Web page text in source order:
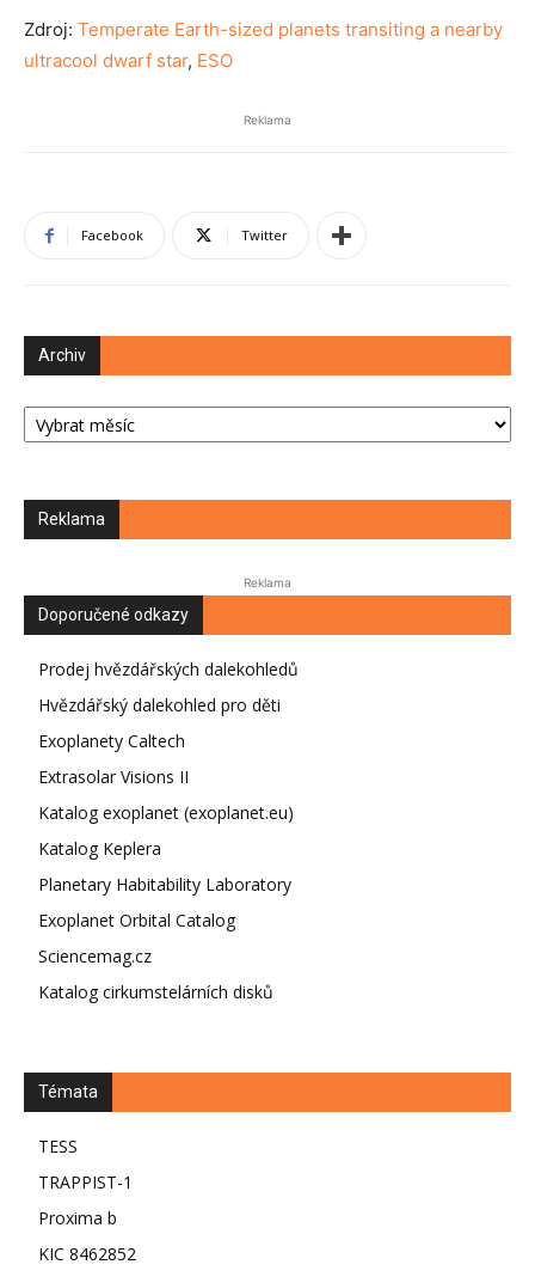
Zdroj: Temperate Earth-sized planets transiting a nearby
ultracool dwarf star, ESO
Reklama
Facebook Twitter
Archiv
Archiv
Reklama
Reklama
Doporučené odkazy
Prodej hvězdářských dalekohledů
Hvězdářský dalekohled pro děti
Exoplanety Caltech
Extrasolar Visions II
Katalog exoplanet (exoplanet.eu)
Katalog Keplera
Planetary Habitability Laboratory
Exoplanet Orbital Catalog
Sciencemag.cz
Katalog cirkumstelárních disků
Témata
TESS
TRAPPIST-1
Proxima b
KIC 8462852